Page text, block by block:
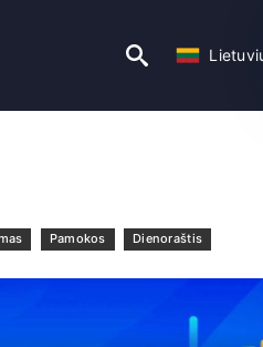
Pamokos Dienoraštis